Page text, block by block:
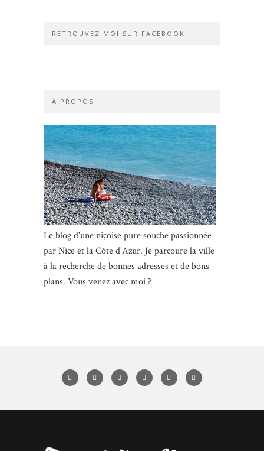
RETROUVEZ MOI SUR FACEBOOK
À PROPOS
Le blog d'une niçoise pure souche passionnée
par Nice et la Côte d'Azur. Je parcoure la ville
à la recherche de bonnes adresses et de bons
plans. Vous venez avec moi ?